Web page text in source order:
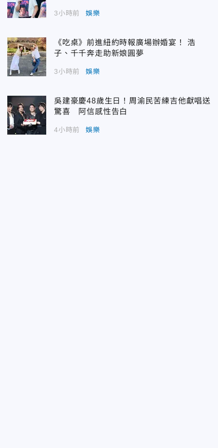
3小時前 娛樂
《吃桌》前進紐約時報廣場辦婚宴！ 浩
子、千千奔走助新娘圓夢
3小時前 娛樂
吳建豪慶48歲生日！周渝民苦練吉他獻唱送
驚喜 阿信感性告白
4小時前 娛樂